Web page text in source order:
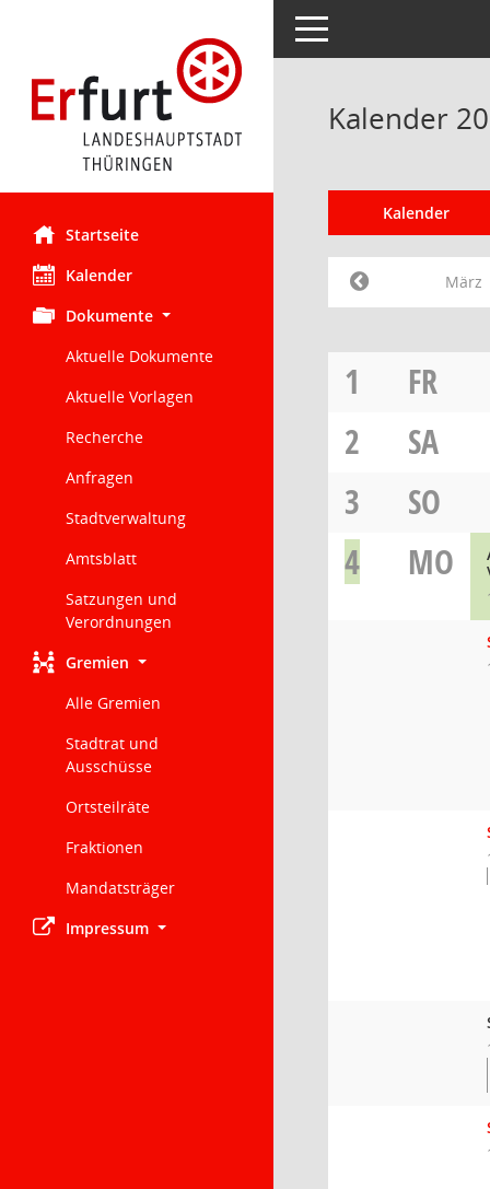
Startseite
Kalender
Dokumente
Aktuelle Dokumente
Aktuelle Vorlagen
Recherche
Anfragen
Stadtverwaltung
Amtsblatt
Satzungen und
Verordnungen
Gremien
Alle Gremien
Stadtrat und
Ausschüsse
Ortsteilräte
Fraktionen
Mandatsträger
Impressum
Toggle navigation
Kalender
Kalender
März
1
FR
2
SA
3
SO
4
MO